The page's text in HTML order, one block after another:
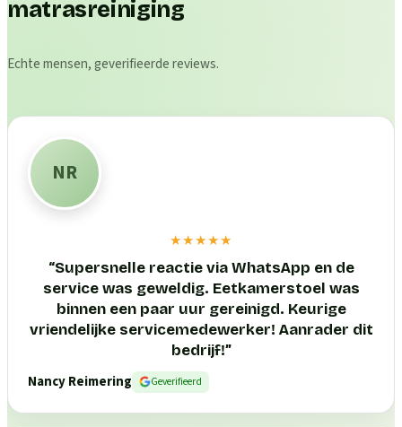
matrasreiniging
Echte mensen, geverifieerde reviews.
NR
★★★★★
“Supersnelle reactie via WhatsApp en de
service was geweldig. Eetkamerstoel was
binnen een paar uur gereinigd. Keurige
vriendelijke servicemedewerker! Aanrader dit
bedrijf!”
Nancy Reimering
Geverifieerd